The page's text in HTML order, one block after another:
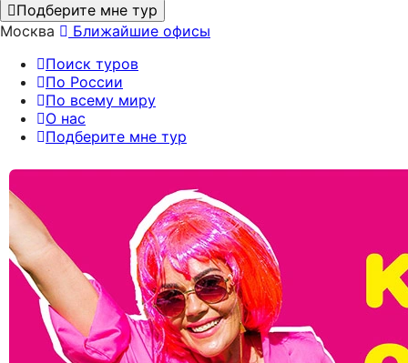
Подберите мне тур
Москва
Ближайшие офисы
Поиск туров
По России
По всему миру
О нас
Подберите мне тур